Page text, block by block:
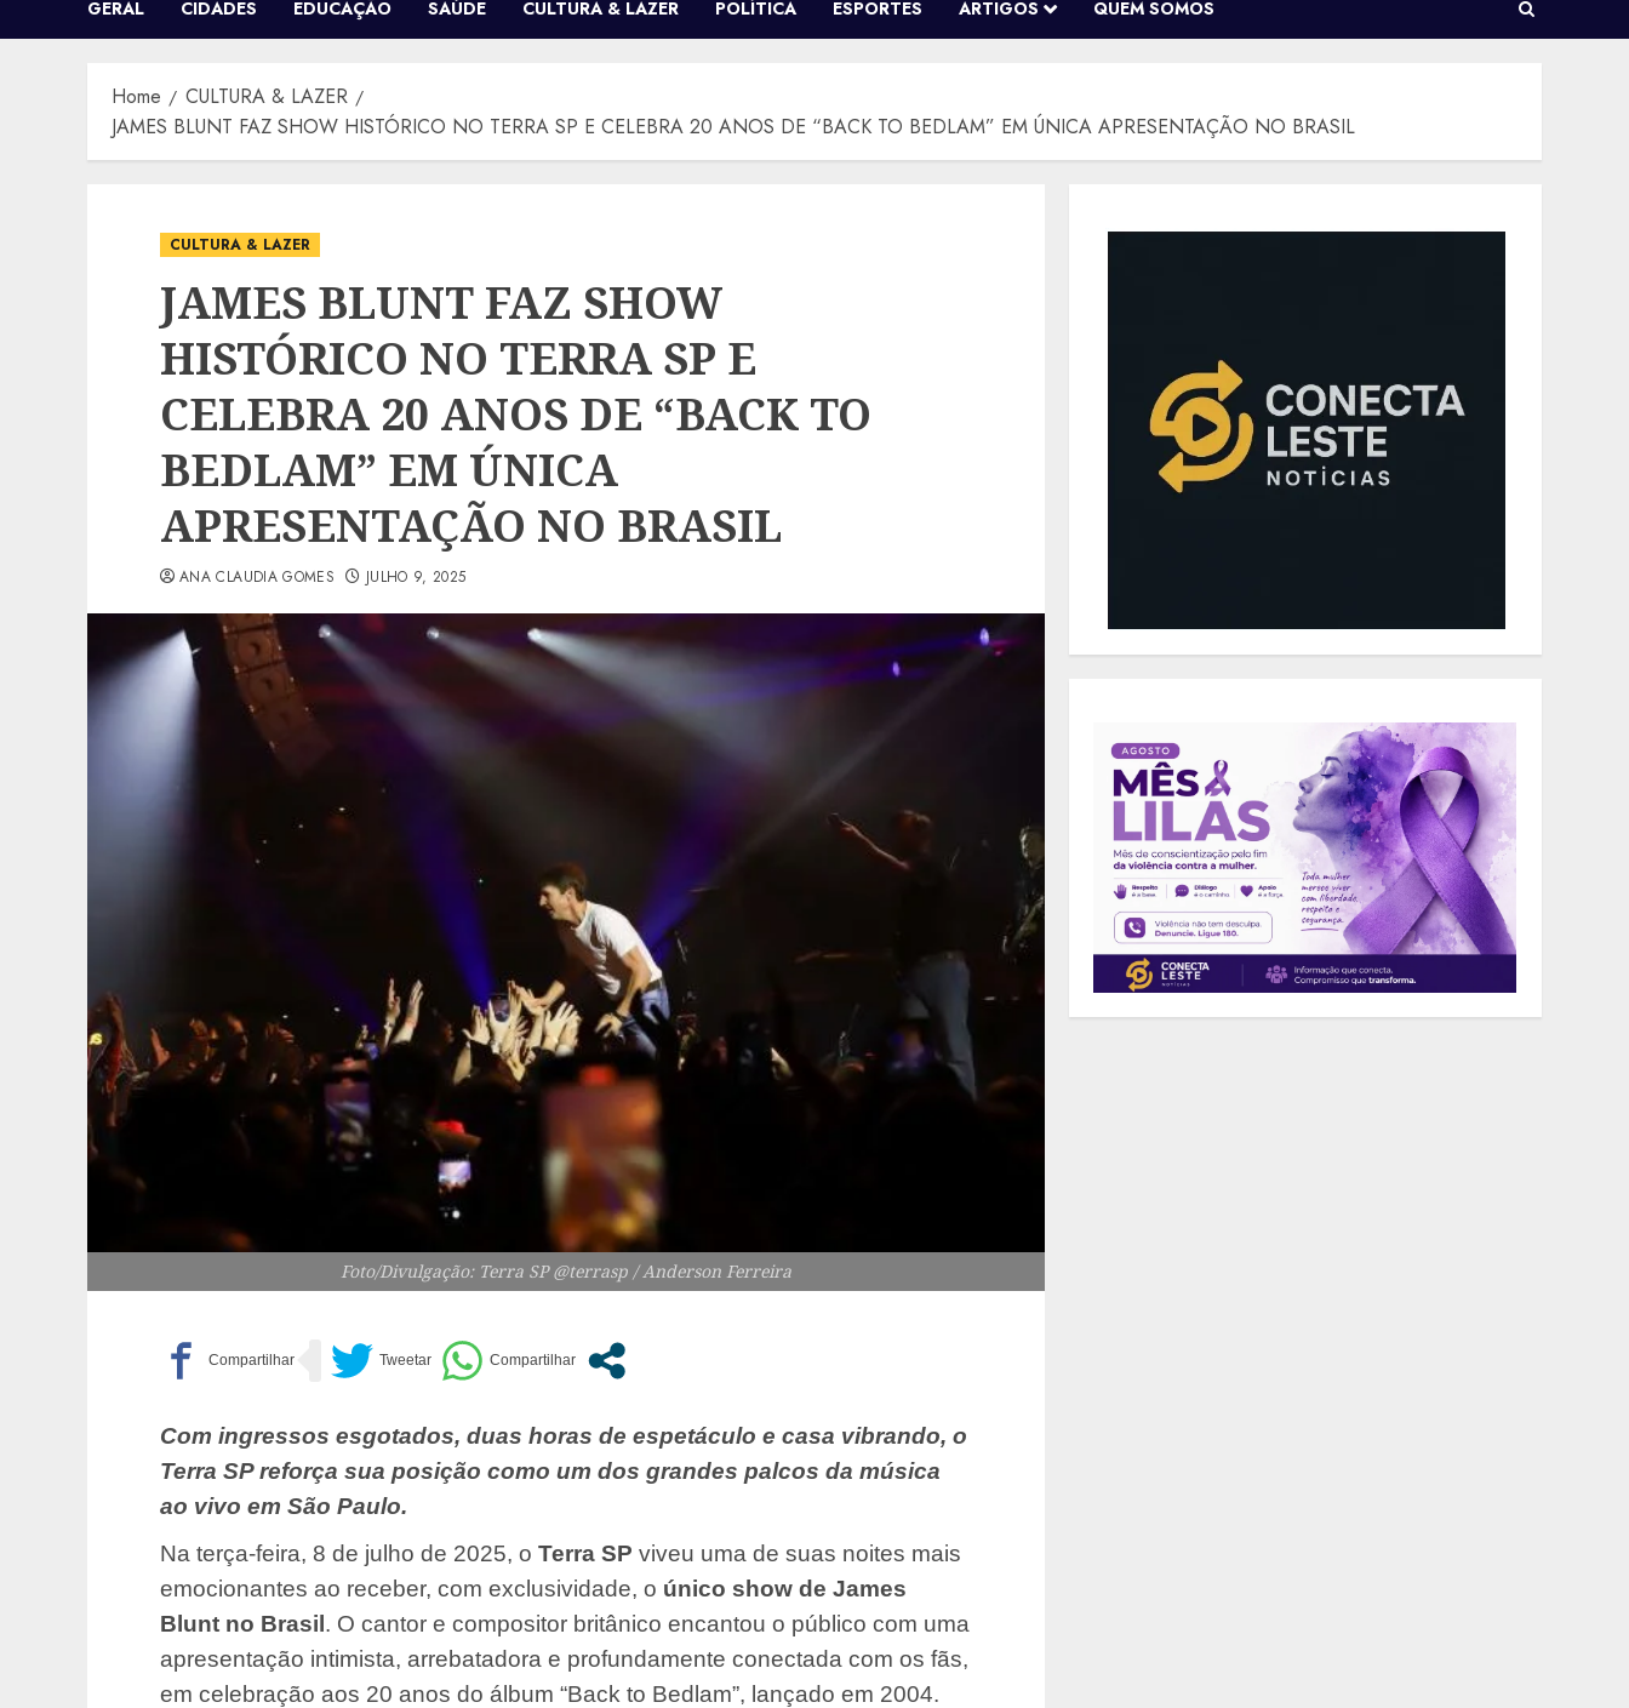
GERAL CIDADES EDUCAÇÃO SAÚDE CULTURA & LAZER POLÍTICA ESPORTES ARTIGOS QUEM SOMOS
Home
CULTURA & LAZER
JAMES BLUNT FAZ SHOW HISTÓRICO NO TERRA SP E CELEBRA 20 ANOS DE “BACK TO BEDLAM” EM ÚNICA APRESENTAÇÃO NO BRASIL
CULTURA & LAZER
JAMES BLUNT FAZ SHOW
HISTÓRICO NO TERRA SP E
CELEBRA 20 ANOS DE “BACK TO
BEDLAM” EM ÚNICA
APRESENTAÇÃO NO BRASIL
ANA CLAUDIA GOMES JULHO 9, 2025
Foto/Divulgação: Terra SP @terrasp / Anderson Ferreira
Com ingressos esgotados, duas horas de espetáculo e casa vibrando, o
Terra SP reforça sua posição como um dos grandes palcos da música
ao vivo em São Paulo.
Na terça-feira, 8 de julho de 2025, o Terra SP viveu uma de suas noites mais
emocionantes ao receber, com exclusividade, o único show de James
Blunt no Brasil. O cantor e compositor britânico encantou o público com uma
apresentação intimista, arrebatadora e profundamente conectada com os fãs,
em celebração aos 20 anos do álbum “Back to Bedlam”, lançado em 2004.